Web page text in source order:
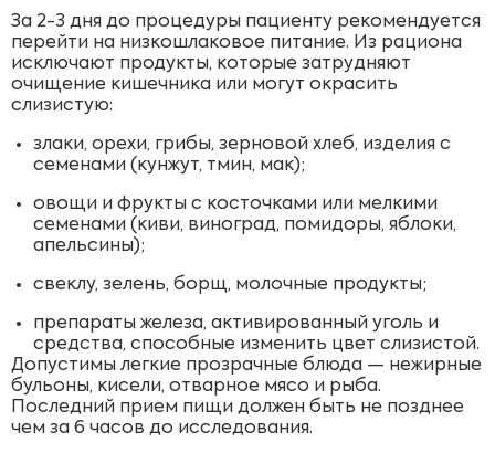
За 2-3 дня до процедуры пациенту рекомендуется
перейти на низкошлаковое питание. Из рациона
исключают продукты, которые затрудняют
очищение кишечника или могут окрасить
слизистую:
злаки, орехи, грибы, зерновой хлеб, изделия с
семенами (кунжут, тмин, мак);
овощи и фрукты с косточками или мелкими
семенами (киви, виноград, помидоры, яблоки,
апельсины);
свеклу, зелень, борщ, молочные продукты;
препараты железа, активированный уголь и
средства, способные изменить цвет слизистой.
Допустимы легкие прозрачные блюда — нежирные
бульоны, кисели, отварное мясо и рыба.
Последний прием пищи должен быть не позднее
чем за 6 часов до исследования.